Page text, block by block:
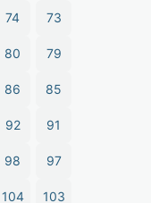
73
74
79
80
85
86
91
92
97
98
103
104